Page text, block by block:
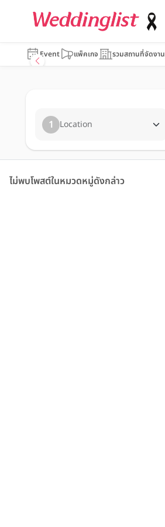
Event แพ็คเกจ รวมสถานที่จัดงาน
1 Location
ไม่พบโพสต์ในหมวดหมู่ดังกล่าว